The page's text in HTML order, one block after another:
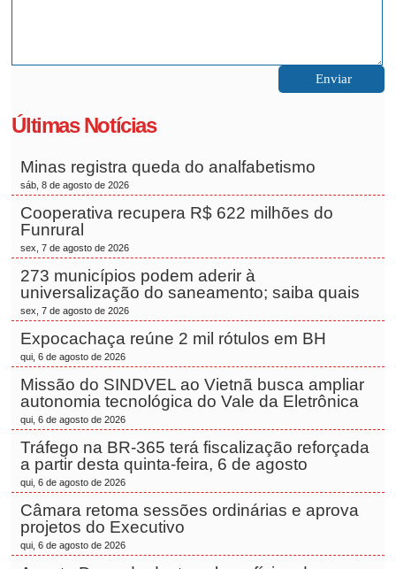
Últimas Notícias
Minas registra queda do analfabetismo
sáb, 8 de agosto de 2026
Cooperativa recupera R$ 622 milhões do
Funrural
sex, 7 de agosto de 2026
273 municípios podem aderir à
universalização do saneamento; saiba quais
sex, 7 de agosto de 2026
Expocachaça reúne 2 mil rótulos em BH
qui, 6 de agosto de 2026
Missão do SINDVEL ao Vietnã busca ampliar
autonomia tecnológica do Vale da Eletrônica
qui, 6 de agosto de 2026
Tráfego na BR-365 terá fiscalização reforçada
a partir desta quinta-feira, 6 de agosto
qui, 6 de agosto de 2026
Câmara retoma sessões ordinárias e aprova
projetos do Executivo
qui, 6 de agosto de 2026